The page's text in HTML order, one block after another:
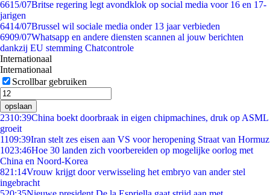
6615/07Britse regering legt avondklok op social media voor 16 en 17-
jarigen
6414/07Brussel wil sociale media onder 13 jaar verbieden
6909/07Whatsapp en andere diensten scannen al jouw berichten
dankzij EU stemming Chatcontrole
Internationaal
Internationaal
Scrollbar gebruiken
opslaan
2310:39China boekt doorbraak in eigen chipmachines, druk op ASML
groeit
1109:39Iran stelt zes eisen aan VS voor heropening Straat van Hormuz
1023:46Hoe 30 landen zich voorbereiden op mogelijke oorlog met
China en Noord-Korea
821:14Vrouw krijgt door verwisseling het embryo van ander stel
ingebracht